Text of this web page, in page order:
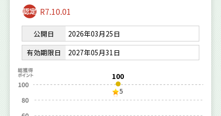
R7.10.01
公開日
2026年03月25日
有効期限日
2027年05月31日
100
5